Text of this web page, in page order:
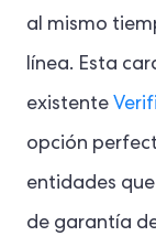
al mismo
línea. Esta
existente
opción
entidades
de garantía